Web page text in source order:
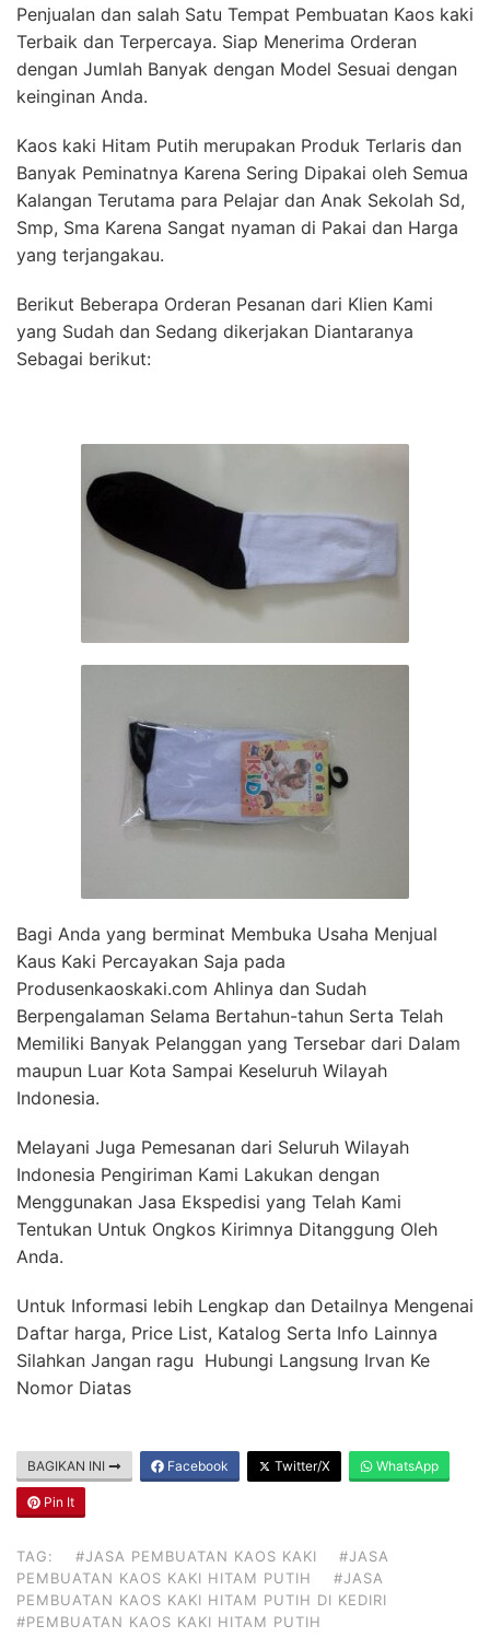
Penjualan dan salah Satu Tempat Pembuatan Kaos kaki
Terbaik dan Terpercaya. Siap Menerima Orderan
dengan Jumlah Banyak dengan Model Sesuai dengan
keinginan Anda.
Kaos kaki Hitam Putih merupakan Produk Terlaris dan
Banyak Peminatnya Karena Sering Dipakai oleh Semua
Kalangan Terutama para Pelajar dan Anak Sekolah Sd,
Smp, Sma Karena Sangat nyaman di Pakai dan Harga
yang terjangakau.
Berikut Beberapa Orderan Pesanan dari Klien Kami
yang Sudah dan Sedang dikerjakan Diantaranya
Sebagai berikut:
Bagi Anda yang berminat Membuka Usaha Menjual
Kaus Kaki Percayakan Saja pada
Produsenkaoskaki.com Ahlinya dan Sudah
Berpengalaman Selama Bertahun-tahun Serta Telah
Memiliki Banyak Pelanggan yang Tersebar dari Dalam
maupun Luar Kota Sampai Keseluruh Wilayah
Indonesia.
Melayani Juga Pemesanan dari Seluruh Wilayah
Indonesia Pengiriman Kami Lakukan dengan
Menggunakan Jasa Ekspedisi yang Telah Kami
Tentukan Untuk Ongkos Kirimnya Ditanggung Oleh
Anda.
Untuk Informasi lebih Lengkap dan Detailnya Mengenai
Daftar harga, Price List, Katalog Serta Info Lainnya
Silahkan Jangan ragu Hubungi Langsung Irvan Ke
Nomor Diatas
BAGIKAN INI Facebook Twitter/X WhatsApp
Pin It
TAG: #JASA PEMBUATAN KAOS KAKI
#JASA
PEMBUATAN KAOS KAKI HITAM PUTIH
#JASA
PEMBUATAN KAOS KAKI HITAM PUTIH DI KEDIRI
#PEMBUATAN KAOS KAKI HITAM PUTIH